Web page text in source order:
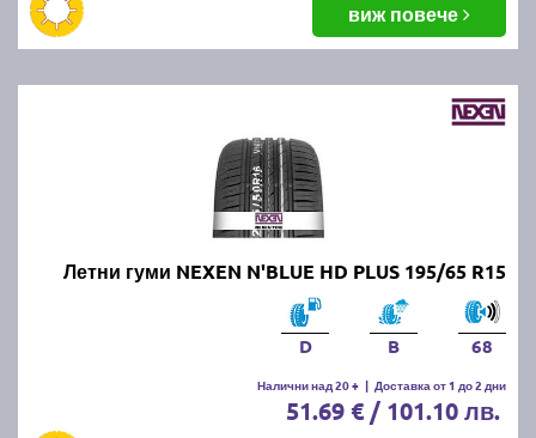
виж повече
Летни гуми NEXEN N'BLUE HD PLUS 195/65 R15
D B 68
Налични над 20 + | Доставка от 1 до 2 дни
51.69 € / 101.10 лв.